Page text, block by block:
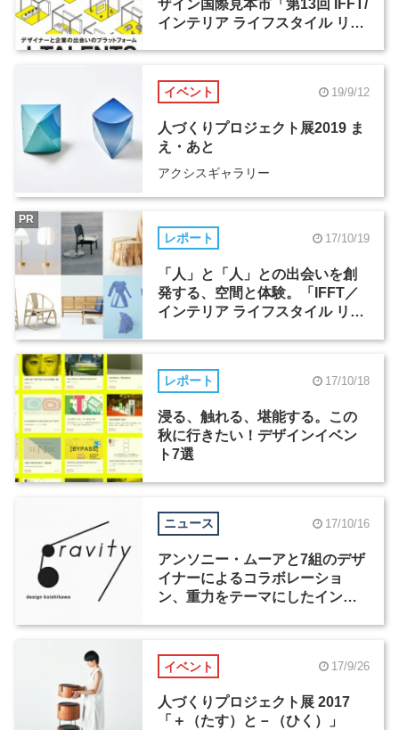
ザイン国際見本市「第13回 IFFT/
インテリア ライフスタイル リビ
イベント 19/9/12
人づくりプロジェクト展2019 ま
え・あと
アクシスギャラリー
レポート 17/10/19
「人」と「人」との出会いを創
発する、空間と体験。「IFFT／
インテリア ライフスタイル リビ
PR
レポート 17/10/18
浸る、触れる、堪能する。この
秋に行きたい！デザインイベン
ト7選
ニュース 17/10/16
アンソニー・ムーアと7組のデザ
イナーによるコラボレーショ
ン、重力をテーマにしたインス
イベント 17/9/26
人づくりプロジェクト展 2017
「＋（たす）と－（ひく）」